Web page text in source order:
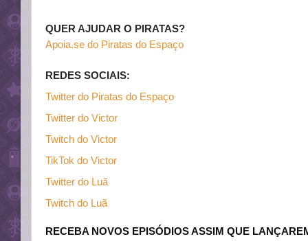
QUER AJUDAR O PIRATAS?
Apoia.se do Piratas do Espaço
REDES SOCIAIS:
Twitter do Piratas do Espaço
Twitter do Victor
Twitch do Victor
TikTok do Victor
Twitter do Luã
Twitch do Luã
RECEBA NOVOS EPISÓDIOS ASSIM QUE